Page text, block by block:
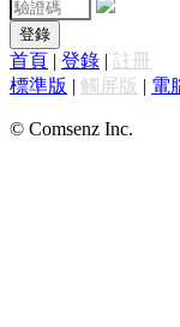
登錄
首頁 | 登錄 | 註冊
標準版 | 觸屏版 | 電
© Comsenz Inc.